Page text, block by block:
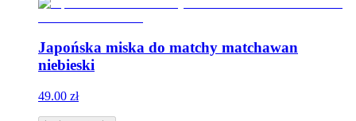
Japońska miska do matchy matchawan
niebieski
49.00 zł